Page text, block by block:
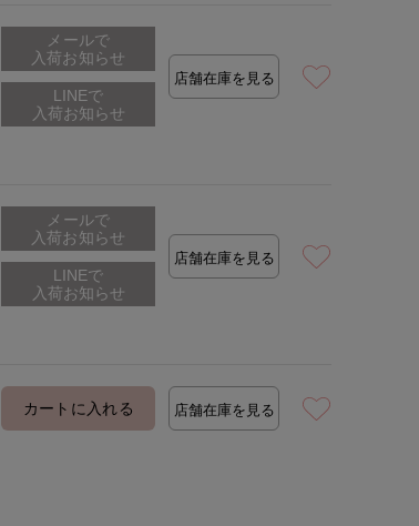
メールで
入荷お知らせ
店舗在庫を見る
メールで
入荷お知らせ
店舗在庫を見る
カートに入れる 店舗在庫を見る